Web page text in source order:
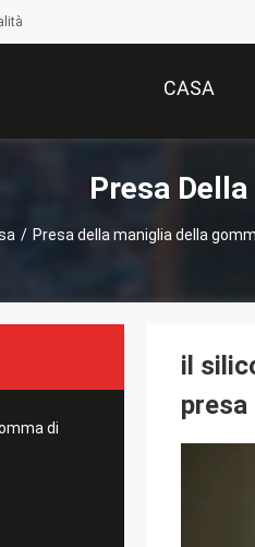
CASA
Presa
/ Presa della maniglia della
di
il
presa